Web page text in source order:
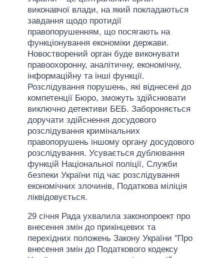
виконавчої влади, на який покладаються
завдання щодо протидії
правопорушенням, що посягають на
функціонування економіки держави.
Новостворений орган буде виконувати
правоохоронну, аналітичну, економічну,
інформаційну та інші функції.
Розслідування порушень, які віднесені до
компетенції Бюро, зможуть здійснювати
виключно детективи БЕБ. Забороняється
доручати здійснення досудового
розслідування кримінальних
правопорушень іншому органу досудового
розслідування. Усувається дублювання
функцій Національної поліції, Служби
безпеки України під час розслідування
економічних злочинів, Податкова міліція
ліквідовується.
29 січня Рада ухвалила законопроект про
внесення змін до прикінцевих та
перехідних положень Закону України "Про
внесення змін до Податкового кодексу